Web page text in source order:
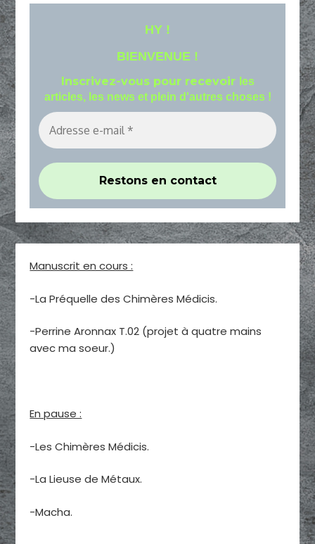
HY !
BIENVENUE !
Inscrivez-vous pour recevoir les
articles, les news et plein d'autres choses !
Manuscrit en cours :
-La Préquelle des Chimères Médicis.
-Perrine Aronnax T.02 (projet à quatre mains
avec ma soeur.)
En pause :
-Les Chimères Médicis.
-La Lieuse de Métaux.
-Macha.